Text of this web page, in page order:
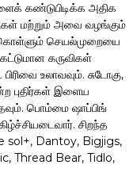
கண்டுபிடிக்க அதிக
மற்றும் அவை வழங்கும்
செயல்முறையை
கருவிகள்
உலாவவும். சுடோகு,
புதிர்கள் இளைய
பொம்மை ஷாப்பிங்
சிறந்த
sol+, Dantoy, Bigjigs,
Thread Bear, Tidlo,